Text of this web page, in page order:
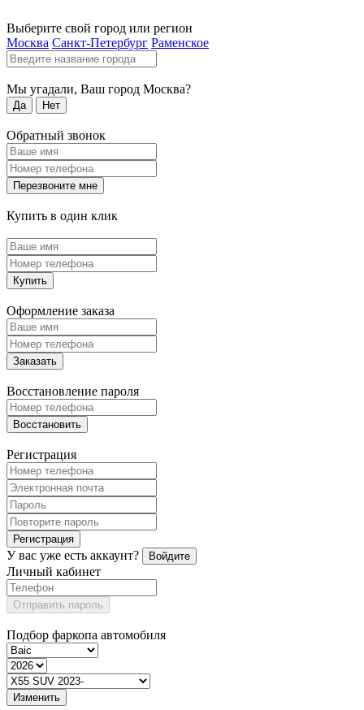
Выберите свой город или регион
Москва Санкт-Петербург Раменское
Мы угадали, Ваш город Москва?
Да Нет
Обратный звонок
Перезвоните мне
Купить в один клик
Купить
Оформление заказа
Заказать
Восстановление пароля
Восстановить
Регистрация
Регистрация
У вас уже есть аккаунт? Войдите
Личный кабинет
Отправить пароль
Подбор фаркопа автомобиля
Изменить